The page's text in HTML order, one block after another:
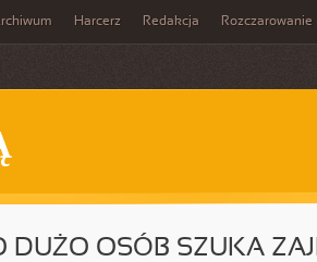
Harcerz Redakcja Rozczarowanie
DUŻO OSÓB SZUKA